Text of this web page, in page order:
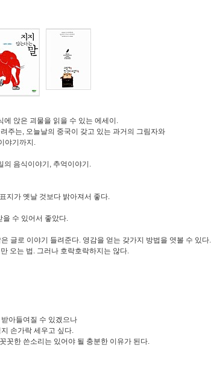
에 앉은 괴물을 읽을 수 있는 에세이.
주는, 오늘날의 중국이 갖고 있는 과거의 그림자와
야기까지.
의 음식이야기, 추억이야기.
지가 옛날 것보다 밝아져서 좋다.
을 수 있어서 좋았다.
글로 이야기 들려준다. 영감을 얻는 갖가지 방법을 엿볼 수 있다.
오는 법. 그러나 호락호락하지는 않다.
아들여질 수 있겠으나
손가락 세우고 싶다.
꼿한 쓴소리는 있어야 될 충분한 이유가 된다.